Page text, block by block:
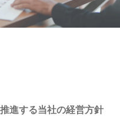
進する当社の経営方針